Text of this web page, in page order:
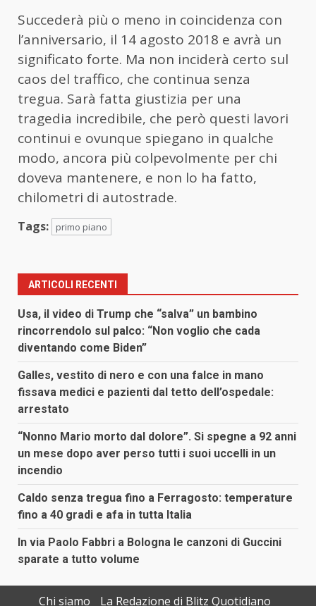
Succederà più o meno in coincidenza con
l’anniversario, il 14 agosto 2018 e avrà un
significato forte. Ma non inciderà certo sul
caos del traffico, che continua senza
tregua. Sarà fatta giustizia per una
tragedia incredibile, che però questi lavori
continui e ovunque spiegano in qualche
modo, ancora più colpevolmente per chi
doveva mantenere, e non lo ha fatto,
chilometri di autostrade.
Tags: primo piano
ARTICOLI RECENTI
Usa, il video di Trump che “salva” un bambino
rincorrendolo sul palco: “Non voglio che cada
diventando come Biden”
Galles, vestito di nero e con una falce in mano
fissava medici e pazienti dal tetto dell’ospedale:
arrestato
“Nonno Mario morto dal dolore”. Si spegne a 92 anni
un mese dopo aver perso tutti i suoi uccelli in un
incendio
Caldo senza tregua fino a Ferragosto: temperature
fino a 40 gradi e afa in tutta Italia
In via Paolo Fabbri a Bologna le canzoni di Guccini
sparate a tutto volume
Chi siamo La Redazione di Blitz Quotidiano